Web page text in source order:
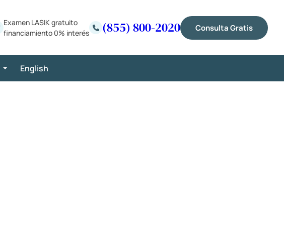
Examen LASIK gratuito
financiamiento 0% interés
(855) 800-2020 Consulta Gratis
English